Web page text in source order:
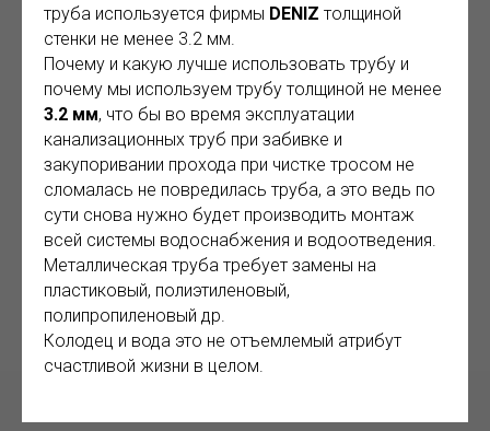
труба используется фирмы DENIZ толщиной
стенки не менее 3.2 мм.
Почему и какую лучше использовать трубу и
почему мы используем трубу толщиной не менее
3.2 мм, что бы во время эксплуатации
канализационных труб при забивке и
закупоривании прохода при чистке тросом не
сломалась не повредилась труба, а это ведь по
сути снова нужно будет производить монтаж
всей системы водоснабжения и водоотведения.
Металлическая труба требует замены на
пластиковый, полиэтиленовый,
полипропиленовый др.
Колодец и вода это не отъемлемый атрибут
счастливой жизни в целом.